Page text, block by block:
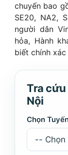
chuyến bao
SE20, NA2,
người dân
hỏa, Hành
biết chính
Tra cứu
Nội
Chọn